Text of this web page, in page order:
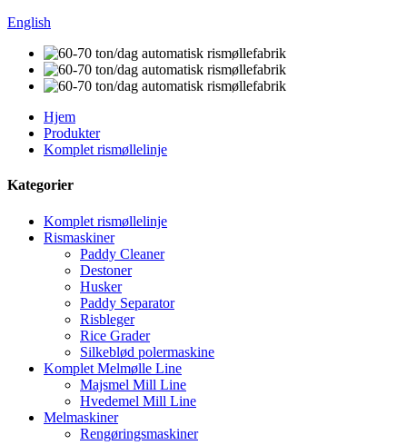
English
Hjem
Produkter
Komplet rismøllelinje
Kategorier
Komplet rismøllelinje
Rismaskiner
Paddy Cleaner
Destoner
Husker
Paddy Separator
Risbleger
Rice Grader
Silkeblød polermaskine
Komplet Melmølle Line
Majsmel Mill Line
Hvedemel Mill Line
Melmaskiner
Rengøringsmaskiner